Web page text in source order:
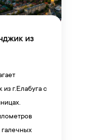
из
г.Елабуга с